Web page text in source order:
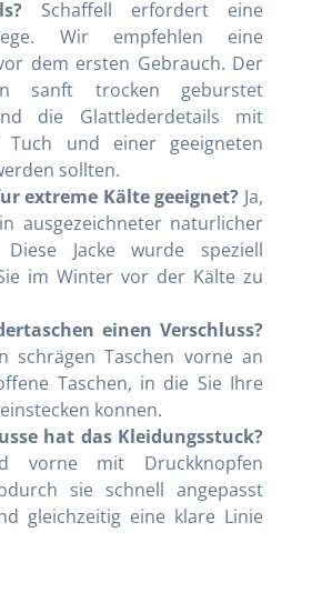
Schaffell erfordert eine
Wir empfehlen eine
dem ersten Gebrauch. Der
sanft trocken geburstet
die Glattlederdetails mit
Tuch und einer geeigneten
sollten.
extreme Kälte geeignet? Ja,
ausgezeichneter naturlicher
Diese Jacke wurde speziell
im Winter vor der Kälte zu
einen Verschluss?
schrägen Taschen vorne an
Taschen, in die Sie Ihre
konnen.
hat das Kleidungsstuck?
vorne mit Druckknopfen
sie schnell angepasst
gleichzeitig eine klare Linie